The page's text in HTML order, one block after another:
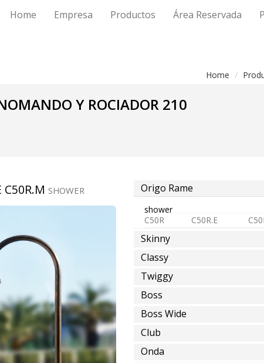
Home Empresa Productos Área Reservada
Home
Y ROCIADOR 210
C50R.M SHOWER Origo Rame
shower
C50R
C50R.E
Skinny
Classy
Twiggy
Boss
Boss Wide
Club
Onda